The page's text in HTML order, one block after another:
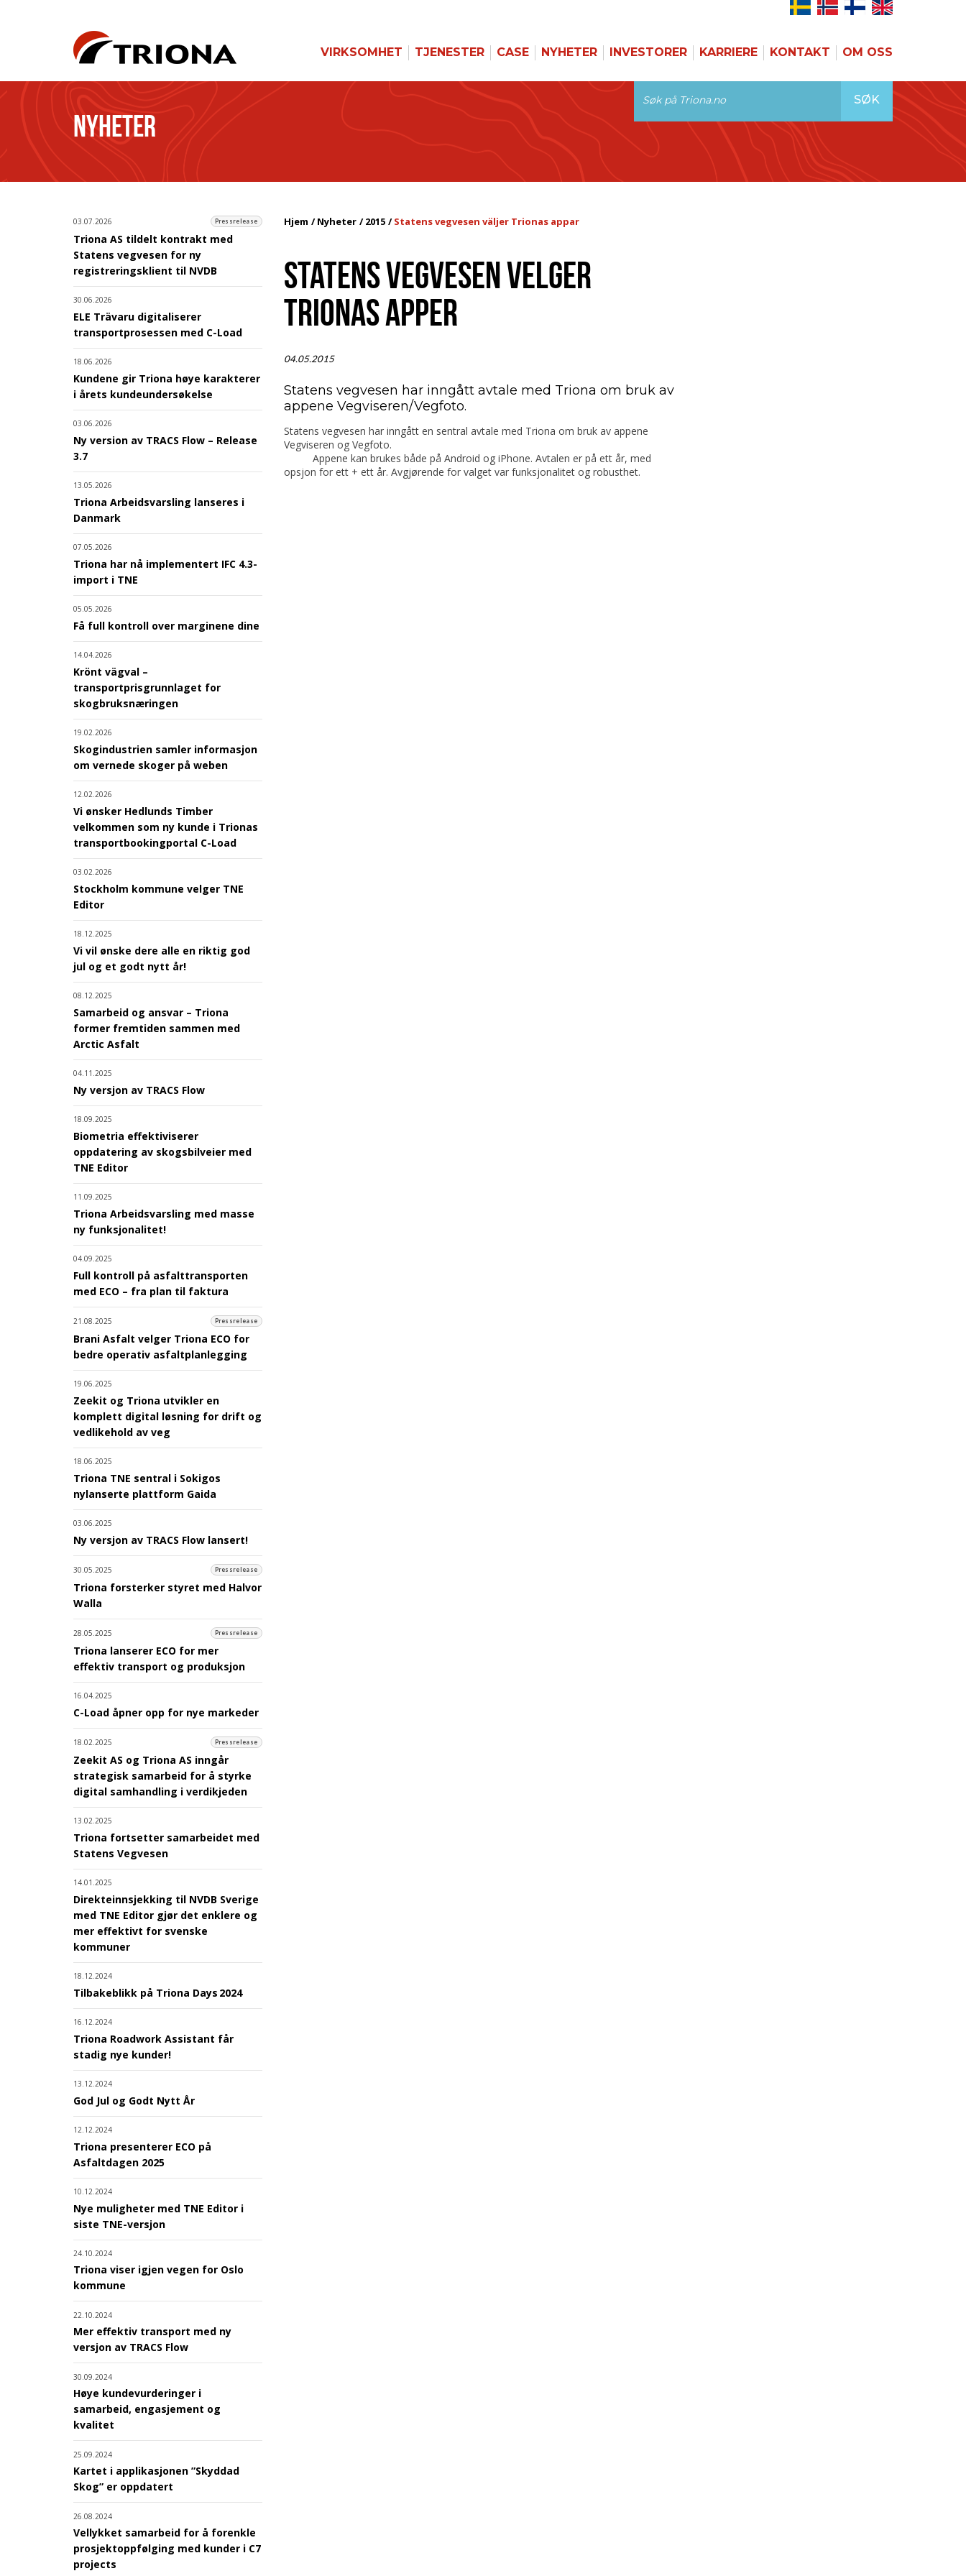
VIRKSOMHET TJENESTER CASE NYHETER INVESTORER KARRIERE KONTAKT OM OSS
NYHETER
SØK
03.07.2026 Pressrelease
Triona AS tildelt kontrakt med
Statens vegvesen for ny
registreringsklient til NVDB
30.06.2026
ELE Trävaru digitaliserer
transportprosessen med C-Load
18.06.2026
Kundene gir Triona høye karakterer
i årets kundeundersøkelse
03.06.2026
Ny version av TRACS Flow – Release
3.7
13.05.2026
Triona Arbeidsvarsling lanseres i
Danmark
07.05.2026
Triona har nå implementert IFC 4.3-
import i TNE
05.05.2026
Få full kontroll over marginene dine
14.04.2026
Krönt vägval –
transportprisgrunnlaget for
skogbruksnæringen
19.02.2026
Skogindustrien samler informasjon
om vernede skoger på weben
12.02.2026
Vi ønsker Hedlunds Timber
velkommen som ny kunde i Trionas
transportbookingportal C-Load
03.02.2026
Stockholm kommune velger TNE
Editor
18.12.2025
Vi vil ønske dere alle en riktig god
jul og et godt nytt år!
08.12.2025
Samarbeid og ansvar – Triona
former fremtiden sammen med
Arctic Asfalt
04.11.2025
Ny versjon av TRACS Flow
18.09.2025
Biometria effektiviserer
oppdatering av skogsbilveier med
TNE Editor
11.09.2025
Triona Arbeidsvarsling med masse
ny funksjonalitet!
04.09.2025
Full kontroll på asfalttransporten
med ECO – fra plan til faktura
21.08.2025 Pressrelease
Brani Asfalt velger Triona ECO for
bedre operativ asfaltplanlegging
19.06.2025
Zeekit og Triona utvikler en
komplett digital løsning for drift og
vedlikehold av veg
18.06.2025
Triona TNE sentral i Sokigos
nylanserte plattform Gaida
03.06.2025
Ny versjon av TRACS Flow lansert!
30.05.2025 Pressrelease
Triona forsterker styret med Halvor
Walla
28.05.2025 Pressrelease
Triona lanserer ECO for mer
effektiv transport og produksjon
16.04.2025
C-Load åpner opp for nye markeder
18.02.2025 Pressrelease
Zeekit AS og Triona AS inngår
strategisk samarbeid for å styrke
digital samhandling i verdikjeden
13.02.2025
Triona fortsetter samarbeidet med
Statens Vegvesen
14.01.2025
Direkteinnsjekking til NVDB Sverige
med TNE Editor gjør det enklere og
mer effektivt for svenske
kommuner
18.12.2024
Tilbakeblikk på Triona Days 2024
16.12.2024
Triona Roadwork Assistant får
stadig nye kunder!
13.12.2024
God Jul og Godt Nytt År
12.12.2024
Triona presenterer ECO på
Asfaltdagen 2025
10.12.2024
Nye muligheter med TNE Editor i
siste TNE-versjon
24.10.2024
Triona viser igjen vegen for Oslo
kommune
22.10.2024
Mer effektiv transport med ny
versjon av TRACS Flow
30.09.2024
Høye kundevurderinger i
samarbeid, engasjement og
kvalitet
25.09.2024
Kartet i applikasjonen ”Skyddad
Skog” er oppdatert
26.08.2024
Vellykket samarbeid for å forenkle
prosjektoppfølging med kunder i C7
projects
Hjem Nyheter 2015 Statens vegvesen väljer Trionas appar
STATENS VEGVESEN VELGER
TRIONAS APPER
04.05.2015
Statens vegvesen har inngått avtale med Triona om bruk av
appene Vegviseren/Vegfoto.
Statens vegvesen har inngått en sentral avtale med Triona om bruk av appene
Vegviseren og Vegfoto.
Appene kan brukes både på Android og iPhone. Avtalen er på ett år, med
opsjon for ett + ett år. Avgjørende for valget var funksjonalitet og robusthet.